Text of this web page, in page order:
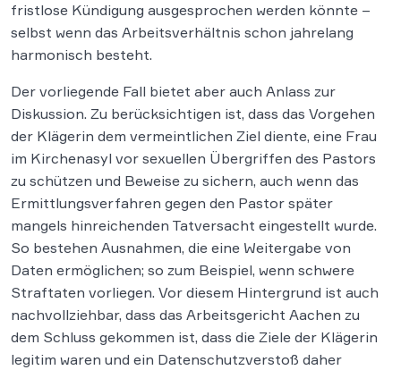
fristlose Kündigung ausgesprochen werden könnte –
selbst wenn das Arbeitsverhältnis schon jahrelang
harmonisch besteht.
Der vorliegende Fall bietet aber auch Anlass zur
Diskussion. Zu berücksichtigen ist, dass das Vorgehen
der Klägerin dem vermeintlichen Ziel diente, eine Frau
im Kirchenasyl vor sexuellen Übergriffen des Pastors
zu schützen und Beweise zu sichern, auch wenn das
Ermittlungsverfahren gegen den Pastor später
mangels hinreichenden Tatversacht eingestellt wurde.
So bestehen Ausnahmen, die eine Weitergabe von
Daten ermöglichen; so zum Beispiel, wenn schwere
Straftaten vorliegen. Vor diesem Hintergrund ist auch
nachvollziehbar, dass das Arbeitsgericht Aachen zu
dem Schluss gekommen ist, dass die Ziele der Klägerin
legitim waren und ein Datenschutzverstoß daher